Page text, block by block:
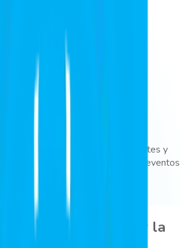
personalizadas. Recibe reportes y
sobre retrasos, ausencias u otros eventos
no válido por la